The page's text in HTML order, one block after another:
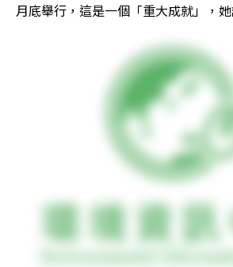
月底舉行，這是一個「重大成就」，她